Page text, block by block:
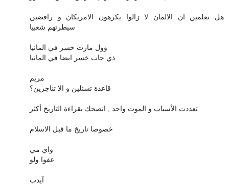
هل تعلمين ان الالمان لا زالوا يكرهون الامريكان و رافضين
سيطرتهم شعبيا
وول مارت خسر في المانيا
ذي جاب خسر ايضا في المانيا
مريم
قاعدة تسئلين و الا تناجرين؟
تعددت الأسباب و الموت واحد , انصحك بقراءة التاريخ أكثر
خصوصا تاريخ ما قبل الاسلام
واي مي
عفوا ولو
آيدب